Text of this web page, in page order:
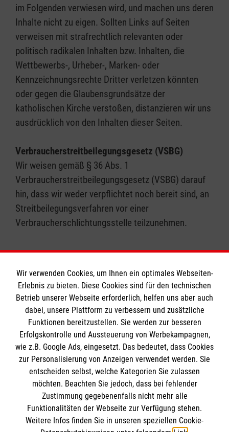
im Folgenden verwiesen wird, und machen uns deren
Inhalte nicht zu eigen. Sollten Links auf Seiten
verweisen mit strafrechtlich relevanten oder
politisch radikalen Inhalten bzw. Inhalten, die
Wettbewerbs-, Urheber-, Marken- oder
Kennzeichnungsrechte Dritter verletzen könnten
oder gegen die Glaubensgrundsätze der
katholischen Kirche verstoßen, distanzieren wir uns
ausdrücklich von den Inhalten dieser Seiten.
Verbraucherstreitbeilegungsgesetz (VSBG)
Wir weisen gemäß § 36 Abs. 1
Verbraucherstreitbeilegungsgesetz (VSBG) darauf
hin, dass wir weder verpflichtet noch bereit sind, an
Streitbeilegungsverfahren vor einer
Verbraucherschlichtungsstelle teilzunehmen.
Informationen
Impressum
Datenschutz
Barrierefreiheit
Kontakt
Die Malteser
Malteser in Deutschland
Malteserorden
Sharepoint
Spendenkonto
Wir verwenden Cookies, um Ihnen ein optimales Webseiten-
Erlebnis zu bieten. Diese Cookies sind für den technischen
Betrieb unserer Webseite erforderlich, helfen uns aber auch
dabei, unsere Plattform zu verbessern und zusätzliche
Funktionen bereitzustellen. Sie werden zur besseren
Erfolgskontrolle und Aussteuerung von Werbekampagnen,
wie z.B. Google Ads, eingesetzt. Das bedeutet, dass Cookies
zur Personalisierung von Anzeigen verwendet werden. Sie
entscheiden selbst, welche Kategorien Sie zulassen
möchten. Beachten Sie jedoch, dass bei fehlender
Zustimmung gegebenenfalls nicht mehr alle
Funktionalitäten der Webseite zur Verfügung stehen.
Weitere Infos finden Sie in unseren speziellen Cookie-